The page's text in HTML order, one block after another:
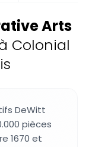
Arts
Colonial
DeWitt
pièces
1670 et